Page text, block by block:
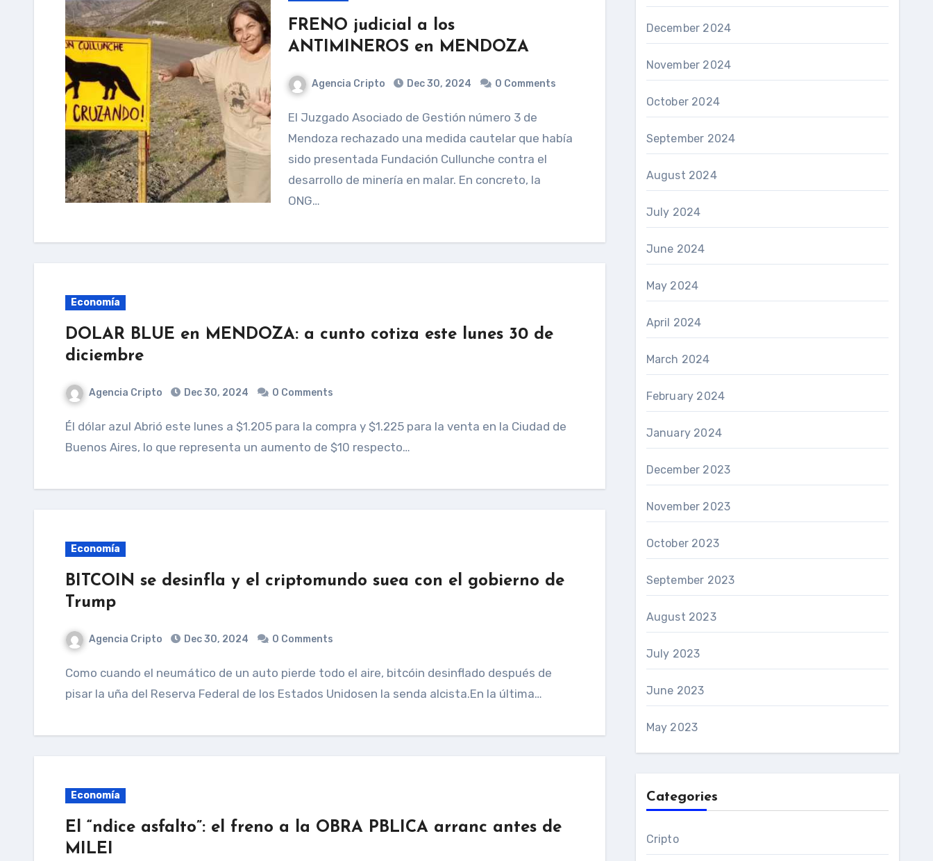
FRENO judicial a los
ANTIMINEROS en MENDOZA
Agencia Cripto Dec 30, 2024 0 Comments
El Juzgado Asociado de Gestión número 3 de
Mendoza rechazado una medida cautelar que había
sido presentada Fundación Cullunche contra el
desarrollo de minería en malar. En concreto, la
ONG…
Economía
DOLAR BLUE en MENDOZA: a cunto cotiza este lunes 30 de
diciembre
Agencia Cripto Dec 30, 2024 0 Comments
Él dólar azul Abrió este lunes a $1.205 para la compra y $1.225 para la venta en la Ciudad de
Buenos Aires, lo que representa un aumento de $10 respecto…
Economía
BITCOIN se desinfla y el criptomundo suea con el gobierno de
Trump
Agencia Cripto Dec 30, 2024 0 Comments
Como cuando el neumático de un auto pierde todo el aire, bitcóin desinflado después de
pisar la uña del Reserva Federal de los Estados Unidosen la senda alcista.En la última…
Economía
El “ndice asfalto”: el freno a la OBRA PBLICA arranc antes de
MILEI
December 2024
November 2024
October 2024
September 2024
August 2024
July 2024
June 2024
May 2024
April 2024
March 2024
February 2024
January 2024
December 2023
November 2023
October 2023
September 2023
August 2023
July 2023
June 2023
May 2023
Categories
Cripto